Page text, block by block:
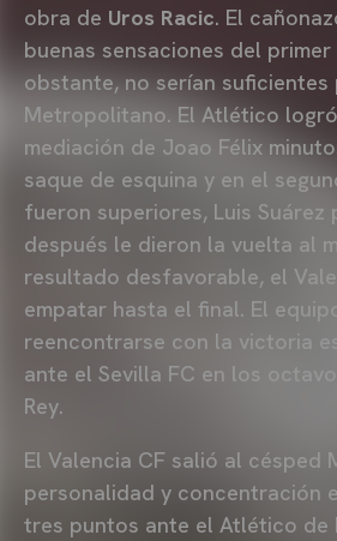
obra de Uros Racic. El
buenas sensaciones del
obstante, no serían suficientes
Metropolitano. El Atlético
mediación de Joao Félix
saque de esquina y en el
fueron superiores, Luis Suárez
después le dieron la vuelta al
resultado desfavorable, el
empatar hasta el final. El
reencontrarse con la victoria
ante el Sevilla FC en los
Rey.
El Valencia CF salió al césped
personalidad y concentración
tres puntos ante el Atlético de